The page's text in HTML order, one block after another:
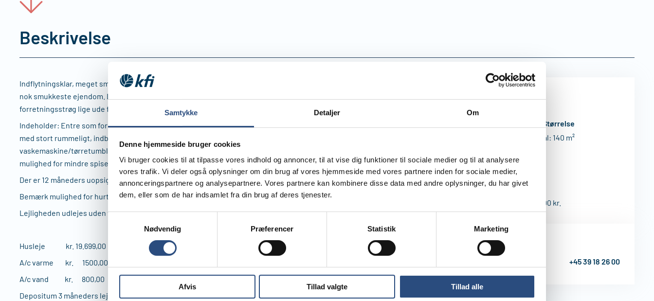
Samtykke Detaljer Om
Denne hjemmeside bruger cookies
Vi bruger cookies til at tilpasse vores indhold og annoncer, til at vise dig funktioner til sociale medier og til at analysere
vores trafik. Vi deler også oplysninger om din brug af vores hjemmeside med vores partnere inden for sociale medier,
annonceringspartnere og analysepartnere. Vores partnere kan kombinere disse data med andre oplysninger, du har givet
dem, eller som de har indsamlet fra din brug af deres tjenester.
Nødvendig
Præferencer Statistik Marketing
Afvis Tillad valgte Tillad alle
Beskrivelse
Indflytningsklar, meget smuk og indbydende 4 V hjørnelejlighed beliggende på 1. sal Charlottenlunds
nok smukkeste ejendom. Lejligheden ligger centralt i Charlottenlund med et fantastisk
forretningsstrøg lige ude foran døren.
Indeholder: Entre som fordeler sig til 4 store værelser, som kan indrettes efter behov. Det ene værelse
med stort rummeligt, indbygget klædeskab. Næsten nyt badeværelse med brus og
vaskemaskine/tørretumbler, toilet samt separat toilet ved siden af. Et dejligt stort køkken med
mulighed for mindre spiseplads. Smukt lysindfald i hele lejligheden. En lejlighed, der skal opleves.
Der er 12 måneders uopsigelighed ved lejemålets indgåelse.
Bemærk mulighed for hurtig overtagelse. Husdyr ikke tilladt.
Lejligheden udlejes uden tidsbegrænsning.
Husleje kr. 19.699,00
A/c varme kr. 1500,00
A/c vand kr. 800,00
Depositum 3 måneders leje kr. 59.097,00
Oplysninger
Størrelse
Areal: 140
Økonomi
Månedlig nettoleje 19.699 kr.
Månedlige drifts- og forbrugsudgifter 2.300 kr.
Henvendelser omkring leje
af ejendomme kan ske til
+45 39 18 26 00